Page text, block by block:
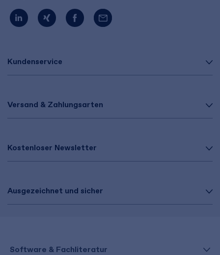
Kundenservice
Versand & Zahlungsarten
Kostenloser Newsletter
Ausgezeichnet und sicher
Software & Fachliteratur